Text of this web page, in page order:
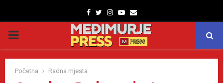
Facebook
TwitterInstagram
Youtube
Email
PRIMARY
MENU
Početna Radna mjesta